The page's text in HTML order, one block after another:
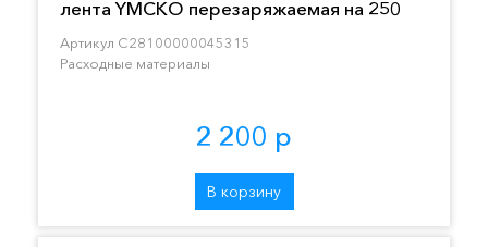
лента YMCKO перезаряжаемая на 250
Артикул C28100000045315
Расходные материалы
2 200 р
В корзину